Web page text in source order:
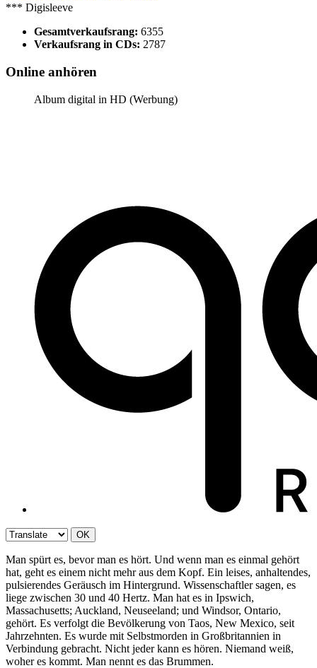
*** Digisleeve
Gesamtverkaufsrang: 6355
Verkaufsrang in CDs: 2787
Online anhören
Album digital in HD (Werbung)
OK
Man spürt es, bevor man es hört. Und wenn man es einmal gehört
hat, geht es einem nicht mehr aus dem Kopf. Ein leises, anhaltendes,
pulsierendes Geräusch im Hintergrund. Wissenschaftler sagen, es
liege zwischen 30 und 40 Hertz. Man hat es in Ipswich,
Massachusetts; Auckland, Neuseeland; und Windsor, Ontario,
gehört. Es verfolgt die Bevölkerung von Taos, New Mexico, seit
Jahrzehnten. Es wurde mit Selbstmorden in Großbritannien in
Verbindung gebracht. Nicht jeder kann es hören. Niemand weiß,
woher es kommt. Man nennt es das Brummen.